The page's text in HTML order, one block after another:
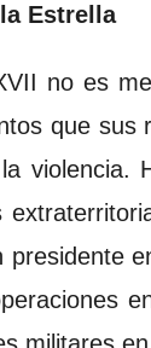
Estrella
no es
que